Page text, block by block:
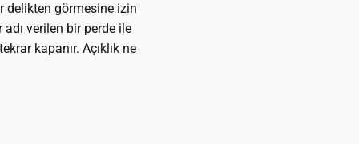
delikten görmesine izin
verilen bir perde ile
kapanır. Açıklık ne